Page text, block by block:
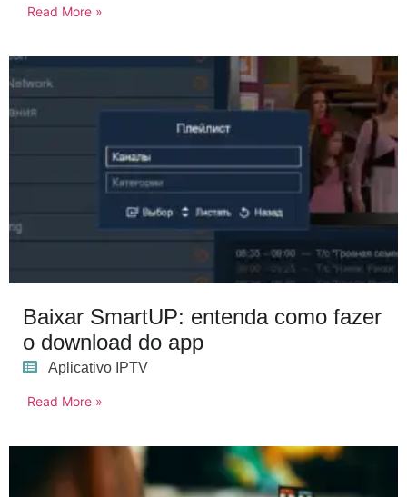
Read More »
Baixar SmartUP: entenda como fazer
o download do app
Aplicativo IPTV
Read More »